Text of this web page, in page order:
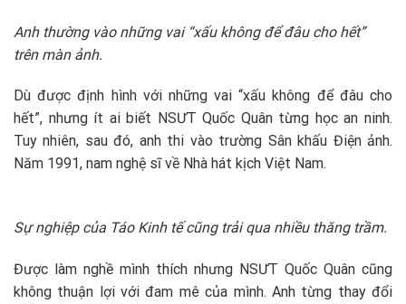
Anh thường vào những vai “xấu không để đâu cho hết”
trên màn ảnh.
Dù được định hình với những vai “xấu không để đâu cho
hết”, nhưng ít ai biết NSƯT Quốc Quân từng học an ninh.
Tuy nhiên, sau đó, anh thi vào trường Sân khấu Điện ảnh.
Năm 1991, nam nghệ sĩ về Nhà hát kịch Việt Nam.
Sự nghiệp của Táo Kinh tế cũng trải qua nhiều thăng trầm.
Được làm nghề mình thích nhưng NSƯT Quốc Quân cũng
không thuận lợi với đam mê của mình. Anh từng thay đổi